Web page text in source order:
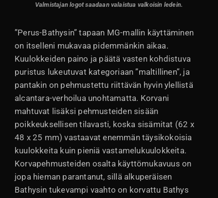
Valmistajan logot saadaan valaistua valkoisin ledein.
”Perus-Bathysin” tapaan MG-mallin käyttäminen
on itselleni mukavaa pidemmänkin aikaa.
Kuulokkeiden paino ja päätä vasten kohdistuva
puristus lukeutuvat kategoriaan ”maltillinen”, ja
pantakin on pehmustettu riittävän hyvin ylellistä
alcantara-verhoilua unohtamatta. Korvani
mahtuvat lisäksi pehmusteiden sisään
poikkeuksellisen tilavasti, koska sisämitat (62 x
48 x 25 mm) vastaavat enemmän täysikokoisia
kuulokkeita kuin pieniä vastamelukuulokkeita.
Korvapehmusteiden osalta käyttömukavuus on
jopa hieman parantanut, sillä alkuperäisen
Bathysin tukevampi vaahto on korvattu Bathys